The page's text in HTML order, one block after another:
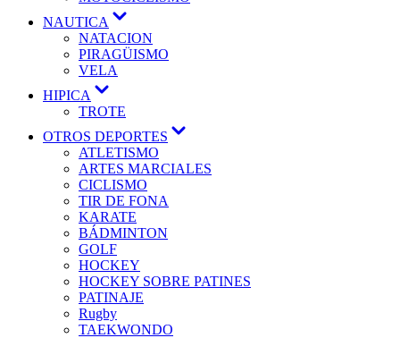
NAUTICA
NATACION
PIRAGÜISMO
VELA
HIPICA
TROTE
OTROS DEPORTES
ATLETISMO
ARTES MARCIALES
CICLISMO
TIR DE FONA
KARATE
BÁDMINTON
GOLF
HOCKEY
HOCKEY SOBRE PATINES
PATINAJE
Rugby
TAEKWONDO